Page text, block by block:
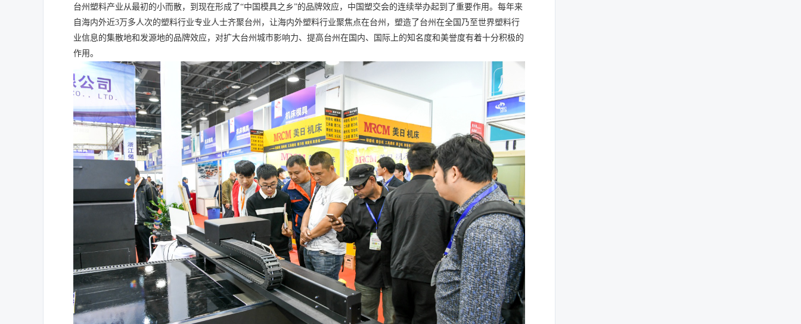
台州塑料产业从最初的小而散，到现在形成了“中国模具之乡”的品牌效应，中国塑交会的连续举办起到了重要作用。每年来
自海内外近3万多人次的塑料行业专业人士齐聚台州，让海内外塑料行业聚焦点在台州，塑造了台州在全国乃至世界塑料行
业信息的集散地和发源地的品牌效应，对扩大台州城市影响力、提高台州在国内、国际上的知名度和美誉度有着十分积极的
作用。